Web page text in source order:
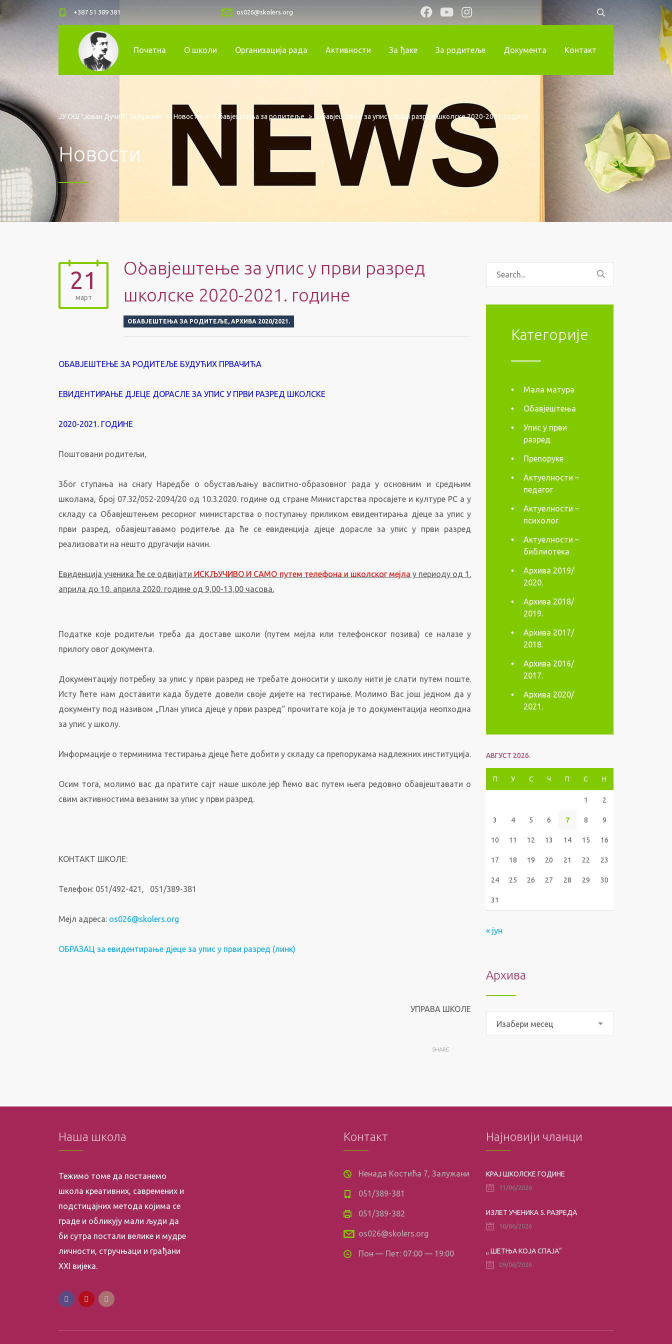
+387 51 389 381 os026@skolers.org
Почетна О школи Организација рада Активности За ђаке За родитеље Документа Контакт
ЈУ ОШ "Јован Дучић" Залужани > Новости > Обавјештења за родитеље > Обавјештење за упис у први разред школске 2020-2021. године
Новости
21
март
Обавјештење за упис у први разред
школске 2020-2021. године
ОБАВЈЕШТЕЊА ЗА РОДИТЕЉЕ, АРХИВА 2020/2021.
ОБАВЈЕШТЕЊЕ ЗА РОДИТЕЉЕ БУДУЋИХ ПРВАЧИЋА
ЕВИДЕНТИРАЊЕ ДЈЕЦЕ ДОРАСЛЕ ЗА УПИС У ПРВИ РАЗРЕД ШКОЛСКЕ
2020-2021. ГОДИНЕ
Поштовани родитељи,
Због ступања на снагу Наредбе о обустављању васпитно-образовног рада у основним и средњим
школама, број 07.32/052-2094/20 од 10.3.2020. године од стране Министарства просвјете и културе РС а у
складу са Обавјештењем ресорног министарства о поступању приликом евидентирања дјеце за упис у
први разред, обавјештавамо родитеље да ће се евиденција дјеце дорасле за упис у први разред
реализовати на нешто другачији начин.
Евиденција ученика ће се одвијати ИСКЉУЧИВО И САМО путем телефона и школског мејла у периоду од 1.
априла до 10. априла 2020. године од 9,00-13,00 часова.
Податке које родитељи треба да доставе школи (путем мејла или телефонског позива) се налазе у
прилогу овог документа.
Документацију потребну за упис у први разред не требате доносити у школу нити је слати путем поште.
Исту ћете нам доставити када будете довели своје дијете на тестирање. Молимо Вас још једном да у
документу под називом „План уписа дјеце у први разред“ прочитате која је то документација неопходна
за упис у школу.
Информације о терминима тестирања дјеце ћете добити у складу са препорукама надлежних институција.
Осим тога, молимо вас да пратите сајт наше школе јер ћемо вас путем њега редовно обавјештавати о
свим активностима везаним за упис у први разред.
КОНТАКТ ШКОЛЕ:
Телефон: 051/492-421, 051/389-381
Мејл адреса: os026@skolers.org
ОБРАЗАЦ за евидентирање дјеце за упис у први разред (линк)
УПРАВА ШКОЛЕ
SHARE
Категорије
Мала матура
Обавјештења
Упис у први
разред
Препоруке
Актуелности –
педагог
Актуелности –
психолог
Актуелности –
библиотека
Архива 2019/
2020.
Архива 2018/
2019.
Архива 2017/
2018.
Архива 2016/
2017.
Архива 2020/
2021.
АВГУСТ 2026.
П У С Ч П С Н
1 2
3 4 5 6 7 8 9
10 11 12 13 14 15 16
17 18 19 20 21 22 23
24 25 26 27 28 29 30
31
« јун
Архива
Изабери месец
Наша школа
Тежимо томе да постанемо
школа креативних, савремених и
подстицајних метода којима се
граде и обликују мали људи да
би сутра постали велике и мудре
личности, стручњаци и грађани
XXI вијека.
Контакт
Ненада Костића 7, Залужани
051/389-381
051/389-382
os026@skolers.org
Пон — Пет: 07:00 — 19:00
Најновији чланци
КРАЈ ШКОЛСКЕ ГОДИНЕ
11/06/2026
ИЗЛЕТ УЧЕНИКА 5. РАЗРЕДА
10/06/2026
,, ШЕТЊА КОЈА СПАЈА“
09/06/2026